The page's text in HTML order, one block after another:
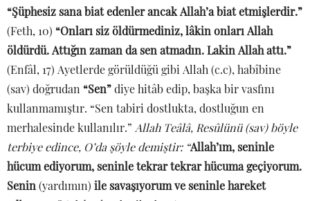
“Şüphesiz sana biat edenler ancak Allah’a biat etmişlerdir.”
(Feth, 10) “Onları siz öldürmediniz, lâkin onları Allah
öldürdü. Attığın zaman da sen atmadın. Lakin Allah attı.”
(Enfâl, 17) Ayetlerde görüldüğü gibi Allah (c.c), habîbine
(sav) doğrudan “Sen”diye hitâb edip, başka bir vasfını
kullanmamıştır. “Sen tabiri dostlukta, dostluğun en
merhalesinde kullanılır.” Allah Teâlâ, Resûlünü (sav) böyle
terbiye edince, O’da şöyle demiştir: “Allah’ım, seninle
hücum ediyorum, seninle tekrar tekrar hücuma geçiyorum.
Senin (yardımın) ile savaşıyorum ve seninle hareket